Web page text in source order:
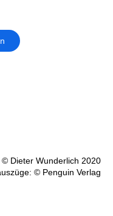
Dieter Wunderlich 2020
© Penguin Verlag